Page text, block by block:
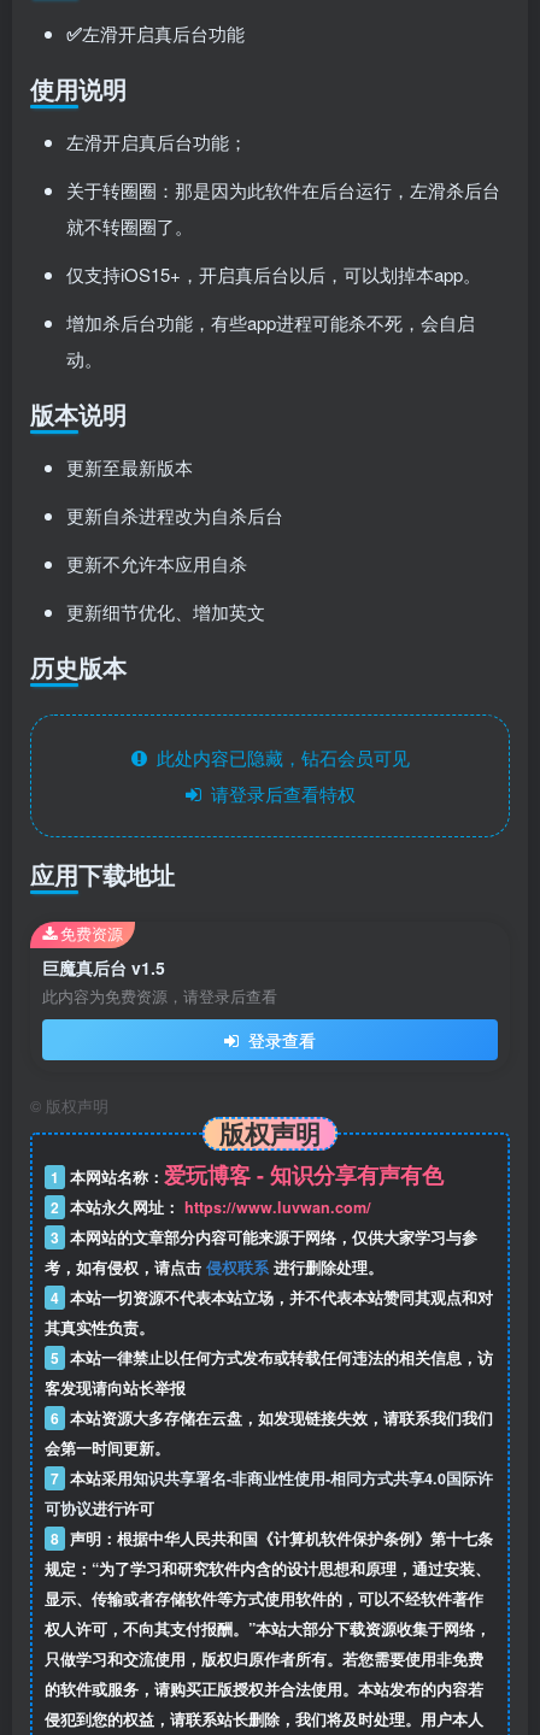
✅左滑开启真后台功能
使用说明
左滑开启真后台功能；
关于转圈圈：那是因为此软件在后台运行，左滑杀后台
就不转圈圈了。
仅支持iOS15+，开启真后台以后，可以划掉本app。
增加杀后台功能，有些app进程可能杀不死，会自启
动。
版本说明
更新至最新版本
更新自杀进程改为自杀后台
更新不允许本应用自杀
更新细节优化、增加英文
历史版本
此处内容已隐藏，钻石会员可见
请登录后查看特权
应用下载地址
巨魔真后台 v1.5
此内容为免费资源，请登录后查看
登录查看
免费资源
© 版权声明
版权声明
1 本网站名称： 爱玩博客 - 知识分享有声有色
2 本站永久网址： https://www.luvwan.com/
3 本网站的文章部分内容可能来源于网络，仅供大家学习与参
考，如有侵权，请点击 侵权联系 进行删除处理。
4 本站一切资源不代表本站立场，并不代表本站赞同其观点和对
其真实性负责。
5 本站一律禁止以任何方式发布或转载任何违法的相关信息，访
客发现请向站长举报
6 本站资源大多存储在云盘，如发现链接失效，请联系我们我们
会第一时间更新。
7 本站采用知识共享署名-非商业性使用-相同方式共享4.0国际许
可协议进行许可
8 声明：根据中华人民共和国《计算机软件保护条例》第十七条
规定：“为了学习和研究软件内含的设计思想和原理，通过安装、
显示、传输或者存储软件等方式使用软件的，可以不经软件著作
权人许可，不向其支付报酬。”本站大部分下载资源收集于网络，
只做学习和交流使用，版权归原作者所有。若您需要使用非免费
的软件或服务，请购买正版授权并合法使用。本站发布的内容若
侵犯到您的权益，请联系站长删除，我们将及时处理。用户本人